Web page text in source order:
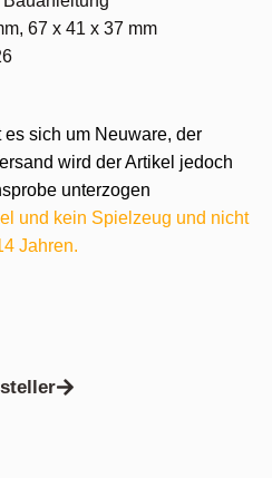
67 x 41 x 37 mm
sich um Neuware, der
wird der Artikel jedoch
unterzogen
und kein Spielzeug und nicht
Jahren.